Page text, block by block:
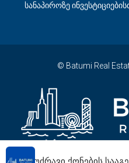
სანაპიროზე
© Batumi Real